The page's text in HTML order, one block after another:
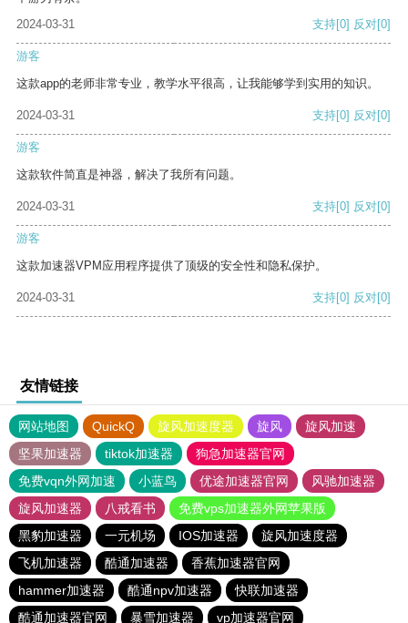
2024-03-31
支持[0] 反对[0]
游客
这款app的老师非常专业，教学水平很高，让我能够学到实用的知识。
2024-03-31 支持[0] 反对[0]
游客
这款软件简直是神器，解决了我所有问题。
2024-03-31 支持[0] 反对[0]
游客
这款加速器VPM应用程序提供了顶级的安全性和隐私保护。
2024-03-31 支持[0] 反对[0]
友情链接
网站地图 QuickQ 旋风加速度器 旋风
旋风加速
坚果加速器
tiktok加速器
狗急加速器官网
免费vqn外网加速
小蓝鸟 优途加速器官网
风驰加速器
旋风加速器
八戒看书
免费vps加速器外网苹果版
黑豹加速器
一元机场 IOS加速器
旋风加速度器
飞机加速器
酷通加速器
香蕉加速器官网
hammer加速器
酷通npv加速器
快联加速器
酷通加速器官网
暴雪加速器 vp加速器官网